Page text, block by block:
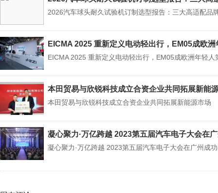
2026汽车球头耐久试验机订制选型报告：三大高适配品
EICMA 2025 重新定义电动轻出行，EM05成欧
EICMA 2025 重新定义电动轻出行，EM05成欧洲年轻人
本田贸易与欣锐科技成立合资企业共同拓展新能
本田贸易与欣锐科技成立合资企业共同拓展新能源市场
凝心聚力·万亿跨越 2023第五届汽车电子大会在
凝心聚力·万亿跨越 2023第五届汽车电子大会在广州成